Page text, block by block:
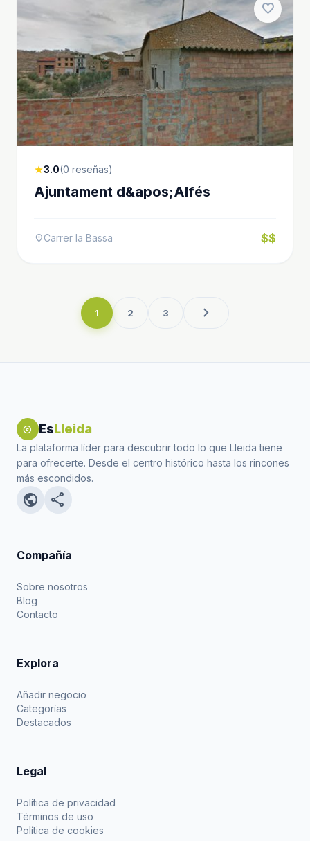
favorite
star3.0(0 reseñas)
Ajuntament d&apos;Alfés
location_onCarrer la Bassa $$
1 2 3 chevron_right
explore EsLleida
La plataforma líder para descubrir todo lo que Lleida tiene
para ofrecerte. Desde el centro histórico hasta los rincones
más escondidos.
public share
Compañía
Sobre nosotros
Blog
Contacto
Explora
Añadir negocio
Categorías
Destacados
Legal
Política de privacidad
Términos de uso
Política de cookies